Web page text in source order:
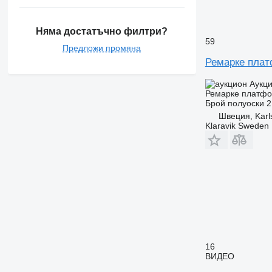
Няма достатъчно филтри?
Предложи промяна
59
Ремарке
Ремарке
Брой полуоски 2
Швеция,
Klaravik Sweden
16
ВИДЕО